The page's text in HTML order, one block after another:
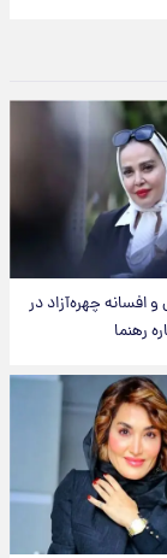
افسانه چهره‌آزاد در
رهنما